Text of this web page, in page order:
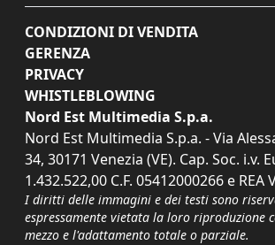
CONDIZIONI DI VENDITA
GERENZA
PRIVACY
WHISTLEBLOWING
Nord Est Multimedia S.p.a.
Nord Est Multimedia S.p.a. - Via
34, 30171 Venezia (VE). Cap. Soc. i.v.
1.432.522,00 C.F. 05412000266 e REA
I diritti delle immagini e dei testi sono
espressamente vietata la loro riproduzione
mezzo e l'adattamento totale o parziale.